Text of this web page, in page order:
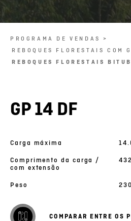
PROGRAMA DE VENDAS >
REBOQUES FLORESTAIS COM
REBOQUES FLORESTAIS
GP 14 DF
Carga máxima
Comprimento da carga /
com extensão
Peso
COMPARAR ENTRE OS